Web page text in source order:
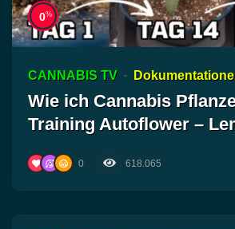
0%
CANNABIS TV
Wie ich Cannabis
Training Autoflower –
0 618.065